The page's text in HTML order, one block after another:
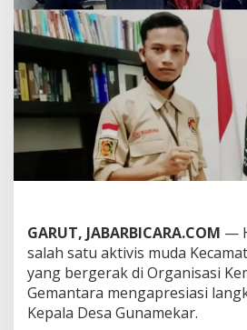
i
v
i
s
B
u
n
g
b
u
l
g
p
r
e
GARUT, JABARBICARA.COM —
salah satu aktivis muda
yang bergerak di Organisasi
Gemantara mengapresiasi
Kepala Desa Gunamekar.